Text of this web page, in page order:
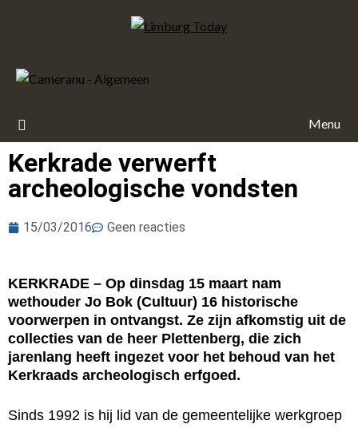
Menu
Kerkrade verwerft
archeologische vondsten
15/03/2016 Geen reacties
KERKRADE – Op dinsdag 15 maart nam
wethouder Jo Bok (Cultuur) 16 historische
voorwerpen in ontvangst. Ze zijn afkomstig uit de
collecties van de heer Plettenberg, die zich
jarenlang heeft ingezet voor het behoud van het
Kerkraads archeologisch erfgoed.
Sinds 1992 is hij lid van de gemeentelijke werkgroep